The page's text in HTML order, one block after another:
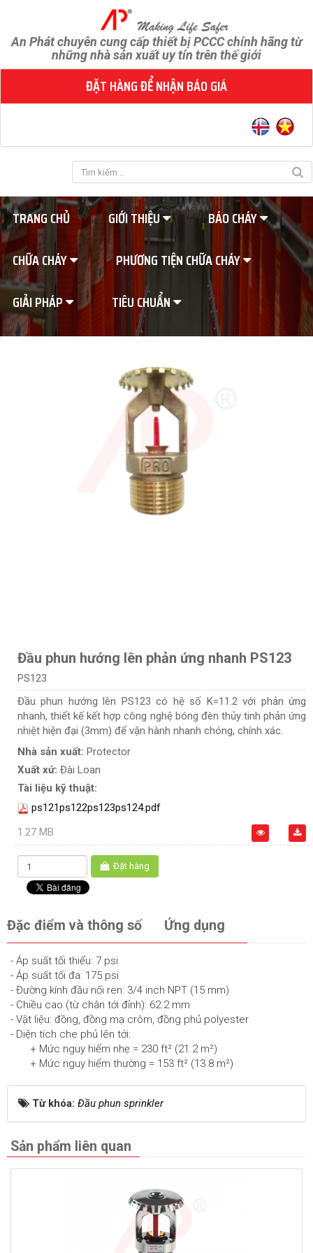
An Phát chuyên cung cấp thiết bị PCCC chính hãng từ
những nhà sản xuất uy tín trên thế giới
ĐẶT HÀNG ĐỂ NHẬN BÁO GIÁ
TRANG CHỦ GIỚI THIỆU
BÁO CHÁY
CHỮA CHÁY
PHƯƠNG TIỆN CHỮA CHÁY
GIẢI PHÁP
TIÊU CHUẨN
Đầu phun hướng lên phản ứng nhanh PS123
PS123
Đầu phun hướng lên PS123 có hệ số K=11.2 với phản ứng
nhanh, thiết kế kết hợp công nghệ bóng đèn thủy tinh phản ứng
nhiệt hiện đại (3mm) để vận hành nhanh chóng, chính xác.
Nhà sản xuất: Protector
Xuất xứ: Đài Loan
Tài liệu kỹ thuật:
ps121ps122ps123ps124.pdf
1.27 MB
Đặt hàng
Đặc điểm và thông số Ứng dụng
- Áp suất tối thiểu: 7 psi
- Áp suất tối đa: 175 psi
- Đường kính đầu nối ren: 3/4 inch NPT (15 mm)
- Chiều cao (từ chân tới đỉnh): 62.2 mm
- Vật liệu: đồng, đồng mạ crôm, đồng phủ polyester
- Diện tích che phủ lên tới:
+ Mức nguy hiểm nhẹ = 230 ft² (21.2 m²)
+ Mức nguy hiểm thường = 153 ft² (13.8 m²)
Từ khóa: Đầu phun sprinkler
Sản phẩm liên quan